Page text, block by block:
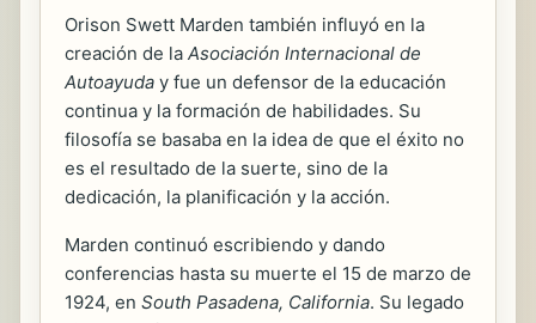
Orison Swett Marden también influyó en la
creación de la Asociación Internacional de
Autoayuda y fue un defensor de la educación
continua y la formación de habilidades. Su
filosofía se basaba en la idea de que el éxito no
es el resultado de la suerte, sino de la
dedicación, la planificación y la acción.
Marden continuó escribiendo y dando
conferencias hasta su muerte el 15 de marzo de
1924, en South Pasadena, California. Su legado